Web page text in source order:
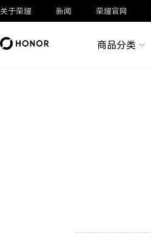
关于荣耀 新闻 荣耀官网
商品分类